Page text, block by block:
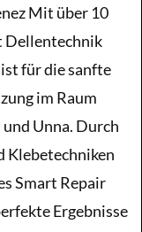
Mit über 10
Dellentechnik
für die sanfte
im Raum
Unna. Durch
Klebetechniken
Smart Repair
Ergebnisse